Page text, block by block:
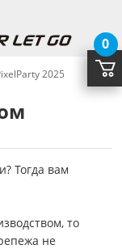
2025
Тогда вам
то
не
0